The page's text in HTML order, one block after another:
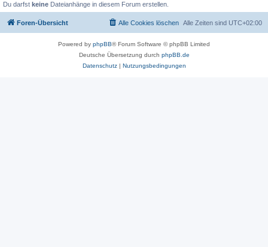
Du darfst keine Dateianhänge in diesem Forum erstellen.
Foren-Übersicht Alle Zeiten sind UTC+02:00
Alle Cookies löschen
Powered by phpBB® Forum Software © phpBB Limited
Deutsche Übersetzung durch phpBB.de
Datenschutz| Nutzungsbedingungen